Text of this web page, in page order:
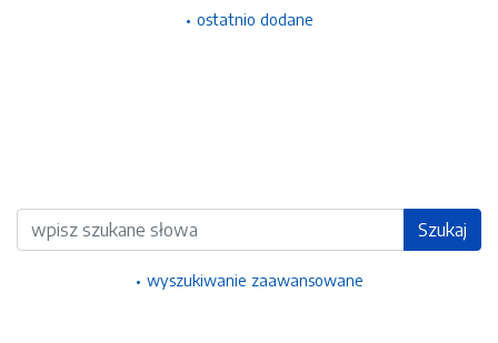
ostatnio dodane
Wyszukiwarka Szukaj
wyszukiwanie zaawansowane